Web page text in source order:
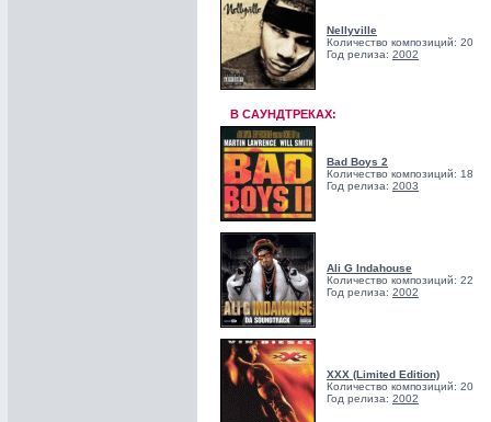
Nellyville
Количество композиций: 20
Год релиза: 2002
В САУНДТРЕКАХ:
Bad Boys 2
Количество композиций: 18
Год релиза: 2003
Ali G Indahouse
Количество композиций: 22
Год релиза: 2002
XXX (Limited Edition)
Количество композиций: 20
Год релиза: 2002